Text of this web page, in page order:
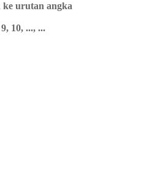
urutan angka
10, ..., ...